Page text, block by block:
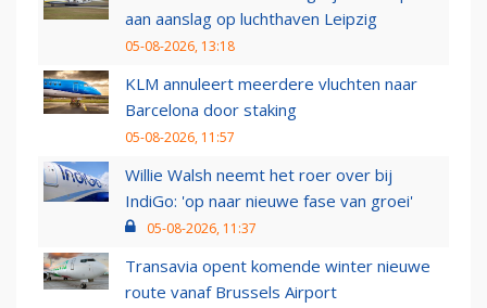
aan aanslag op luchthaven Leipzig
05-08-2026, 13:18
KLM annuleert meerdere vluchten naar
Barcelona door staking
05-08-2026, 11:57
Willie Walsh neemt het roer over bij
IndiGo: 'op naar nieuwe fase van groei'
05-08-2026, 11:37
Transavia opent komende winter nieuwe
route vanaf Brussels Airport